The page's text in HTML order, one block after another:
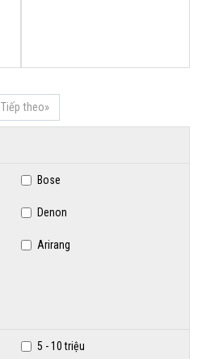
Bose
Denon
Arirang
5 - 10 triệu
Tiếp theo»